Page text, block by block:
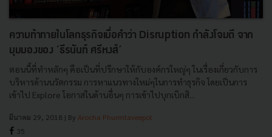
ความท้าทายในโลกธุรกิจเมื่อคำว่า Disruption กำลังโจมตี จาก
มุมมองของ ‘ธีรนันท์ ศรีหงส์’
ตอนนี้ที่ทำหลักๆ คือเป็นที่ปรึกษาให้กับองค์กรใหญ่ๆ ในเรื่องเกี่ยวกับการ
บริหารด้านนวัตกรรม การหาแนวทางใหม่ๆในการทำธุรกิจ โดยเป็นการ
เข้าไป Explore โอกาสในด้านอื่นๆ การเข้าไปบุกเบิกสิ...
มีนาคม 29, 2018 | By Arocha Phurmtaveepol
35